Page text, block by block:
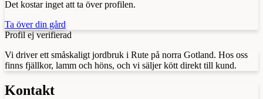
Det kostar inget att ta över profilen.
Ta över din gård
Profil ej verifierad
Vi driver ett småskaligt jordbruk i Rute på norra Gotland. Hos oss
finns fjällkor, lamm och höns, och vi säljer kött direkt till kund.
Kontakt